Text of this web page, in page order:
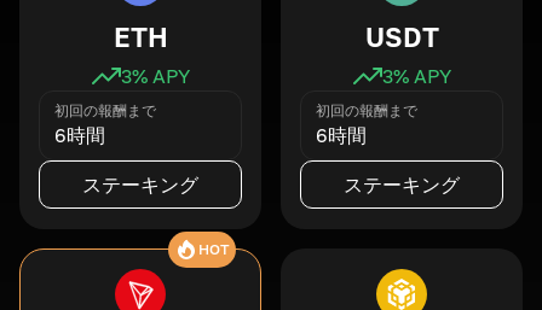
ETH
3% APY
初回の報酬まで
6時間
ステーキング
USDT
3% APY
初回の報酬まで
6時間
ステーキング
HOT